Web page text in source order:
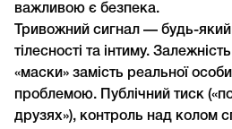
важливою є безпека.
Тривожний сигнал — будь-який
тілесності та інтиму.
«маски» замість реальної
проблемою. Публічний тиск
друзях»), контроль над колом